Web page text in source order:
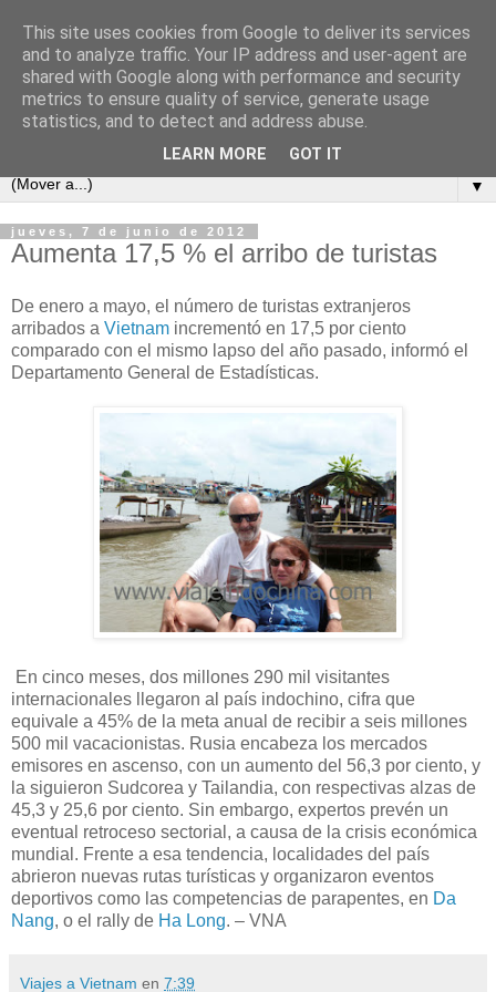
▼
jueves, 7 de junio de 2012
Aumenta 17,5 % el arribo de turistas
De enero a mayo, el número de turistas extranjeros
arribados a Vietnam incrementó en 17,5 por ciento
comparado con el mismo lapso del año pasado, informó el
Departamento General de Estadísticas.
En cinco meses, dos millones 290 mil visitantes
internacionales llegaron al país indochino, cifra que
equivale a 45% de la meta anual de recibir a seis millones
500 mil vacacionistas. Rusia encabeza los mercados
emisores en ascenso, con un aumento del 56,3 por ciento, y
la siguieron Sudcorea y Tailandia, con respectivas alzas de
45,3 y 25,6 por ciento. Sin embargo, expertos prevén un
eventual retroceso sectorial, a causa de la crisis económica
mundial. Frente a esa tendencia, localidades del país
abrieron nuevas rutas turísticas y organizaron eventos
deportivos como las competencias de parapentes, en Da
Nang, o el rally de Ha Long. – VNA
Viajes a Vietnam en 7:39
This site uses cookies from Google to deliver its services
and to analyze traffic. Your IP address and user-agent are
shared with Google along with performance and security
metrics to ensure quality of service, generate usage
statistics, and to detect and address abuse.
LEARN MORE GOT IT